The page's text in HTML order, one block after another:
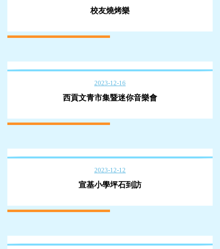
校友燒烤樂
2023-12-16
西貢文青市集暨迷你音樂會
2023-12-12
宣基小學坪石到訪